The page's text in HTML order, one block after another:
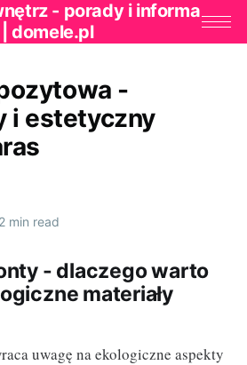
- porady i informa
domele.pl
-
i estetyczny
2 min read
- dlaczego warto
materiały
uwagę na ekologiczne aspekty